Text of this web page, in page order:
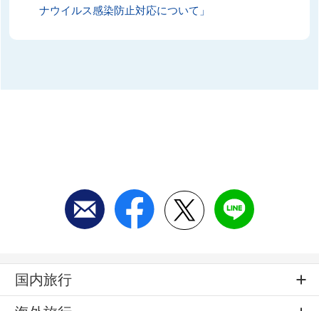
ナウイルス感染防止対応について」
国内旅行